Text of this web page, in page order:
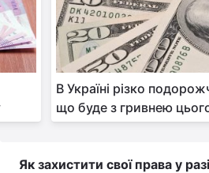
В Україні різко
що буде з гривнею
Як захистити свої права у